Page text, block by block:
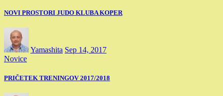
NOVI PROSTORI JUDO KLUBA KOPER
Yamashita Sep 14, 2017
Novice
PRIČETEK TRENINGOV 2017/2018